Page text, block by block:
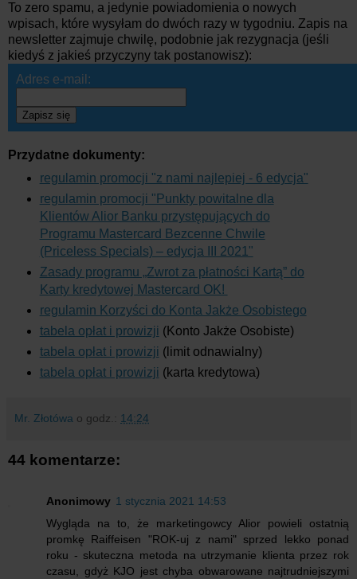
To zero spamu, a jedynie powiadomienia o nowych
wpisach, które wysyłam do dwóch razy w tygodniu. Zapis na
newsletter zajmuje chwilę, podobnie jak rezygnacja (jeśli
kiedyś z jakieś przyczyny tak postanowisz):
Adres e-mail:
Zapisz się
Przydatne dokumenty:
regulamin promocji "z nami najlepiej - 6 edycja"
regulamin promocji "Punkty powitalne dla
Klientów Alior Banku przystępujących do
Programu Mastercard Bezcenne Chwile
(Priceless Specials) – edycja III 2021"
Zasady programu „Zwrot za płatności Kartą” do
Karty kredytowej Mastercard OK!
regulamin Korzyści do Konta Jakże Osobistego
tabela opłat i prowizji (Konto Jakże Osobiste)
tabela opłat i prowizji (limit odnawialny)
tabela opłat i prowizji (karta kredytowa)
Mr. Złotówa o godz.: 14:24
44 komentarze:
Anonimowy 1 stycznia 2021 14:53
Wygląda na to, że marketingowcy Alior powieli ostatnią
promkę Raiffeisen "ROK-uj z nami" sprzed lekko ponad
roku - skuteczna metoda na utrzymanie klienta przez rok
czasu, gdyż KJO jest chyba obwarowane najtrudniejszymi